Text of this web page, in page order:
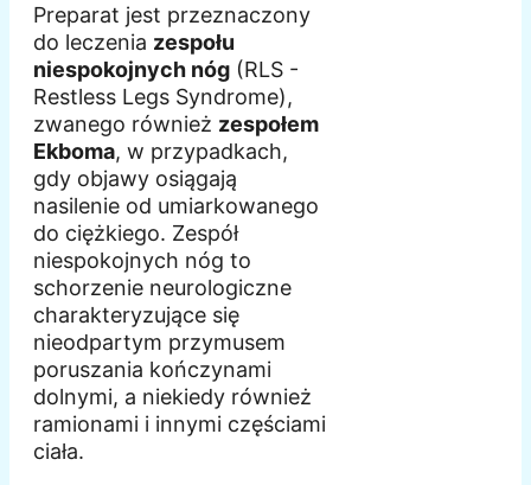
Preparat jest przeznaczony
do leczenia zespołu
niespokojnych nóg (RLS -
Restless Legs Syndrome),
zwanego również zespołem
Ekboma, w przypadkach,
gdy objawy osiągają
nasilenie od umiarkowanego
do ciężkiego. Zespół
niespokojnych nóg to
schorzenie neurologiczne
charakteryzujące się
nieodpartym przymusem
poruszania kończynami
dolnymi, a niekiedy również
ramionami i innymi częściami
ciała.